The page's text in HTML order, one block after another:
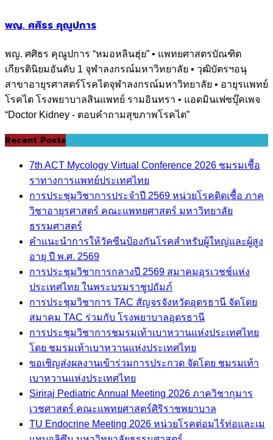
พญ. ศศิธร คุณูปการ
พญ. ศศิธร คุณูปการ “หมอหลินฮุ่ย” • แพทยศาสตรบัณฑิต
เกียรตินิยมอันดับ 1 จุฬาลงกรณ์มหาวิทยาลัย • วุฒิบัตรฯอนุ
สาขาอายุรศาสตร์โรคไตจุฬาลงกรณ์มหาวิทยาลัย • อายุรแพทย์
โรคไต โรงพยาบาลสินแพทย์ รามอินทรา • แอดมินเฟซบุ๊คเพจ
“Doctor Kidney - ตอบคำถามสุขภาพโรคไต”
Recent Posts
7th ACT Mycology Virtual Conference 2026 ชมรมเชื้อ
ราทางการแพทย์ประเทศไทย
การประชุมวิชาการประจำปี 2569 หน่วยโรคติดเชื้อ ภาค
วิชาอายุรศาสตร์ คณะแพทยศาสตร์ มหาวิทยาลัย
ธรรมศาสตร์
คำแนะนำการให้วัคซีนป้องกันโรคสำหรับผู้ใหญ่และผู้สูง
อายุ ปี พ.ศ. 2569
การประชุมวิชาการกลางปี 2569 สมาคมอุรเวชช์แห่ง
ประเทศไทย ในพระบรมราชูปถัมภ์
การประชุมวิชาการ TAC สัญจรจังหวัดอุดรธานี จัดโดย
สมาคม TAC ร่วมกับ โรงพยาบาลอุดรธานี
การประชุมวิชาการชมรมเท้าเบาหวานแห่งประเทศไทย
โดย ชมรมเท้าเบาหวานแห่งประเทศไทย
ขอเชิญส่งผลงานเข้าร่วมการประกวด จัดโดย ชมรมเท้า
เบาหวานแห่งประเทศไทย
Siriraj Pediatric Annual Meeting 2026 ภาควิชากุมาร
เวชศาสตร์ คณะแพทยศาสตร์ศิริราชพยาบาล
TU Endocrine Meeting 2026 หน่วยโรคต่อมไร้ท่อและเม